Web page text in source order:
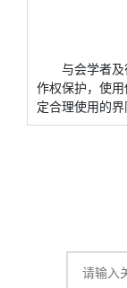
与会学者
作权保护，使
定合理使用的界